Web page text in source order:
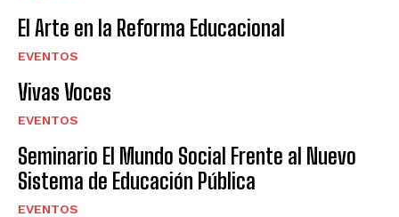
El Arte en la Reforma Educacional
EVENTOS
Vivas Voces
EVENTOS
Seminario El Mundo Social Frente al Nuevo
Sistema de Educación Pública
EVENTOS